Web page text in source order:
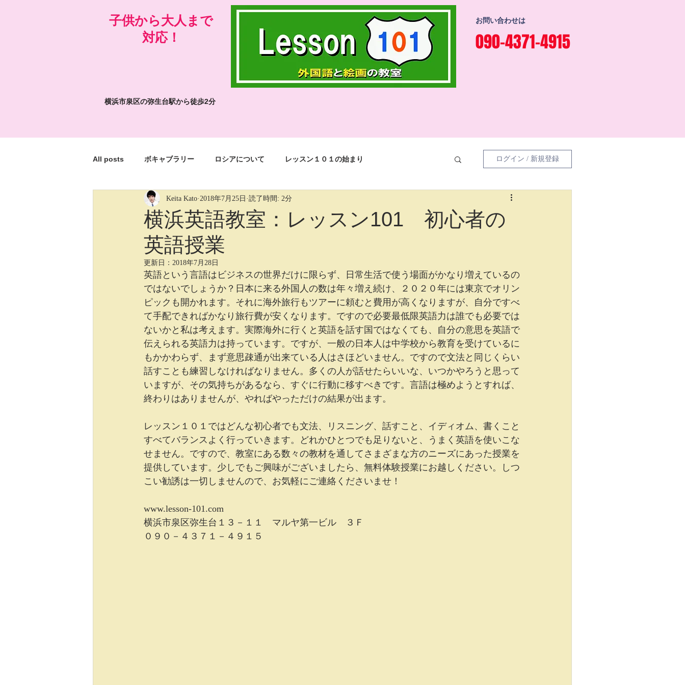
​子供から大人まで
対応！
お問い合わせは
090-4371-4915
横浜市泉区の弥生台駅から徒歩2分
All posts ボキャブラリー ロシアについて レッスン１０１の始まり
絵画の面白いところ My weird events in life
写真編集、イラスト依頼
ログイン / 新規登録
横浜英語教室：レッスン101 初心者の
英語授業
Keita Kato 2018年7月25日 読了時間: 2分
更新日： 2018年7月28日
英語という言語はビジネスの世界だけに限らず、日常生活で使う場面がかなり増えているの
ではないでしょうか？日本に来る外国人の数は年々増え続け、２０２０年には東京でオリン
ピックも開かれます。それに海外旅行もツアーに頼むと費用が高くなりますが、自分ですべ
て手配できればかなり旅行費が安くなります。ですので必要最低限英語力は誰でも必要では
ないかと私は考えます。実際海外に行くと英語を話す国ではなくても、自分の意思を英語で
伝えられる英語力は持っています。ですが、一般の日本人は中学校から教育を受けているに
もかかわらず、まず意思疎通が出来ている人はさほどいません。ですので文法と同じくらい
話すことも練習しなければなりません。多くの人が話せたらいいな、いつかやろうと思って
いますが、その気持ちがあるなら、すぐに行動に移すべきです。言語は極めようとすれば、
終わりはありませんが、やればやっただけの結果が出ます。
レッスン１０１ではどんな初心者でも文法、リスニング、話すこと、イディオム、書くこと
すべてバランスよく行っていきます。どれかひとつでも足りないと、うまく英語を使いこな
せません。ですので、教室にある数々の教材を通してさまざまな方のニーズにあった授業を
提供しています。少しでもご興味がございましたら、無料体験授業にお越しください。しつ
こい勧誘は一切しませんので、お気軽にご連絡くださいませ！
www.lesson-101.com
横浜市泉区弥生台１３－１１　マルヤ第一ビル　３Ｆ
０９０－４３７１－４９１５